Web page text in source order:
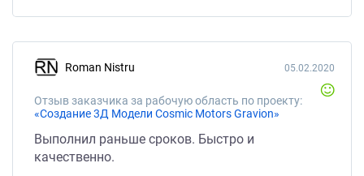
Roman Nistru
Отзыв заказчика за рабочую область по проекту:
«Создание 3Д Модели Cosmic Motors Gravion»
05.02.2020
Выполнил раньше сроков. Быстро и
качественно.